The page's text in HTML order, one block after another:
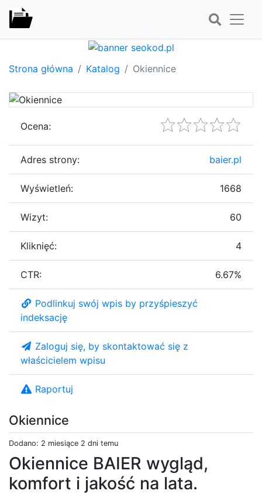
Strona główna Katalog Okiennice
Okiennice
Dodano: 2 miesiące 2 dni temu
Okiennice BAIER wygląd,
komfort i jakość na lata.
Ocena:
Adres strony: baier.pl
Wyświetleń: 1668
Wizyt: 60
Kliknięć: 4
CTR: 6.67%
Podlinkuj swój wpis by przyśpieszyć
indeksację
Zaloguj się, by skontaktować się z
właścicielem wpisu
Raportuj